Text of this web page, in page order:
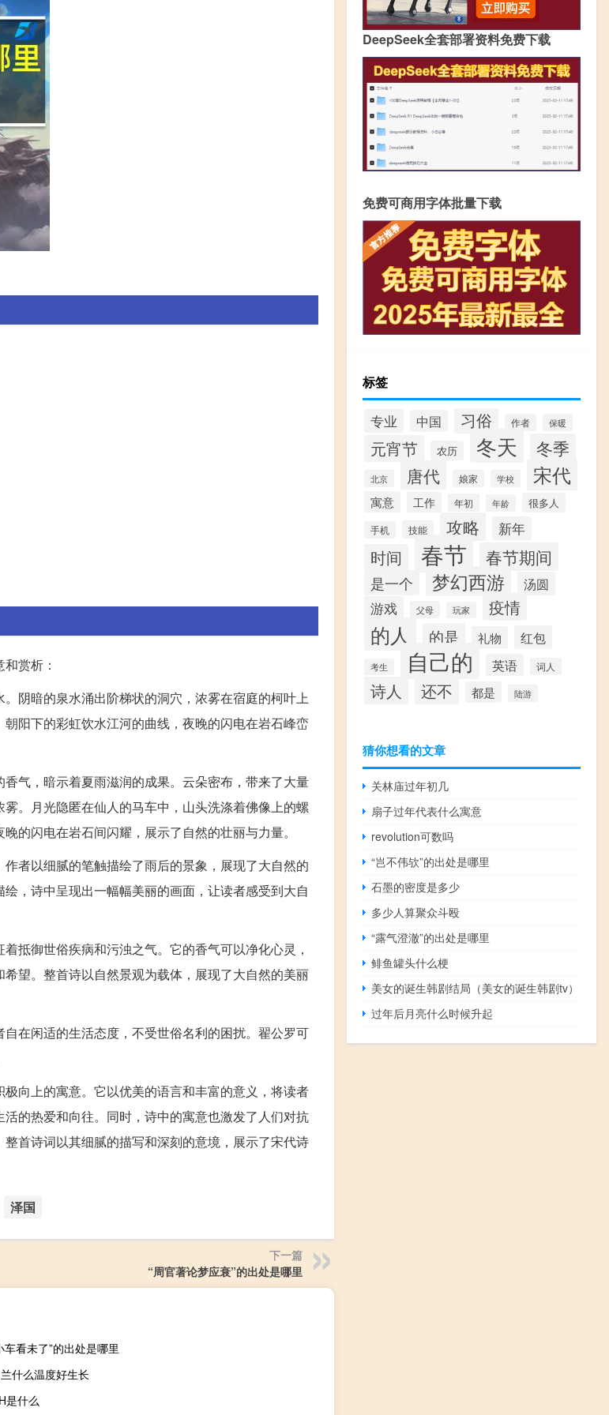
赏析：
阴暗的泉水涌出阶梯状的洞穴，浓雾在宿庭的柯叶上
阳下的彩虹饮水江河的曲线，夜晚的闪电在岩石峰峦
气，暗示着夏雨滋润的成果。云朵密布，带来了大量
。月光隐匿在仙人的马车中，山头洗涤着佛像上的螺
的闪电在岩石间闪耀，展示了自然的壮丽与力量。
者以细腻的笔触描绘了雨后的景象，展现了大自然的
，诗中呈现出一幅幅美丽的画面，让读者感受到大自
抵御世俗疾病和污浊之气。它的香气可以净化心灵，
望。整首诗以自然景观为载体，展现了大自然的美丽
在闲适的生活态度，不受世俗名利的困扰。翟公罗可
向上的寓意。它以优美的语言和丰富的意义，将读者
的热爱和向往。同时，诗中的寓意也激发了人们对抗
首诗词以其细腻的描写和深刻的意境，展示了宋代诗
泽国
下一篇
“周官著论梦应衰”的出处是哪里
车看未了”的出处是哪里
什么温度好生长
是什么
DeepSeek全套部署资料免费下载
免费可商用字体批量下载
标签
专业 中国 习俗 作者 保暖
元宵节 农历 冬天 冬季
北京 唐代 娘家 学校 宋代
寓意 工作 年初 年龄 很多人
手机 技能 攻略 新年
时间 春节 春节期间
是一个 梦幻西游
汤圆
游戏
父母 玩家 疫情
的人 的是 礼物 红包
考生 自己的 英语 词人
诗人 还不 都是 陆游
猜你想看的文章
关林庙过年初几
扇子过年代表什么寓意
revolution可数吗
“岂不伟欤”的出处是哪里
石墨的密度是多少
多少人算聚众斗殴
“露气澄澈”的出处是哪里
鲱鱼罐头什么梗
美女的诞生韩剧结局（美女的诞生韩剧tv）
过年后月亮什么时候升起